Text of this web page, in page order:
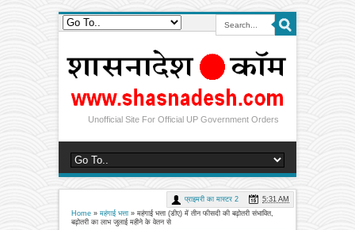
Unofficial Site For Official UP Government Orders
Home » महंगाई भत्ता » महंगाई भत्ता (डीए) में तीन फीसदी की बढ़ोतरी संभावित,
बढ़ोतरी का लाभ जुलाई महीने के वेतन से
प्राइमरी का मास्टर 2 5:31 AM